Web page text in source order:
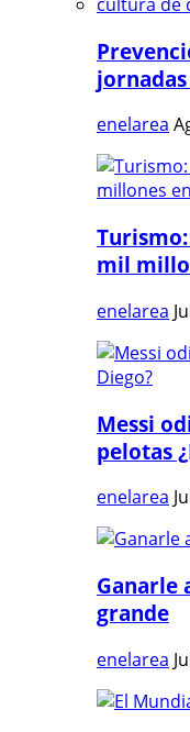
enelarea
Turismo:
mil
enelarea
Messi
pelotas
enelarea
Ganarle
grande
enelarea